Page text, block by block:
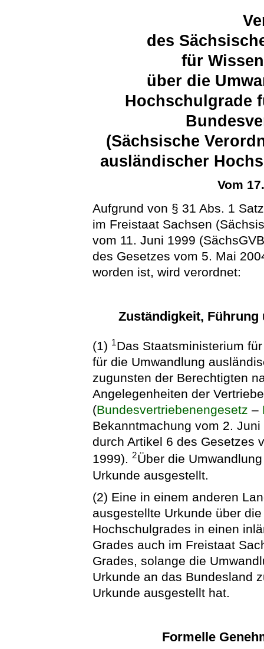
des
für
über die
Hochschulgrade
(Sächsische
ausländischer
Vom
Aufgrund von § 31 Abs. 1
im Freistaat Sachsen
vom 11. Juni 1999
des Gesetzes vom 5. Mai
worden ist, wird verordnet:
Zuständigkeit,
(1) 1Das Staatsministerium
für die Umwandlung
zugunsten der Berechtigten
Angelegenheiten der
(Bundesvertriebenengesetz –
Bekanntmachung vom 2.
durch Artikel 6 des Gesetzes
1999).2Über die
Urkunde ausgestellt.
(2) Eine in einem anderen
ausgestellte Urkunde über
Hochschulgrades in einen
Grades auch im Freistaat
Grades, solange die
Urkunde an das Bundesland
Urkunde ausgestellt hat.
Formelle